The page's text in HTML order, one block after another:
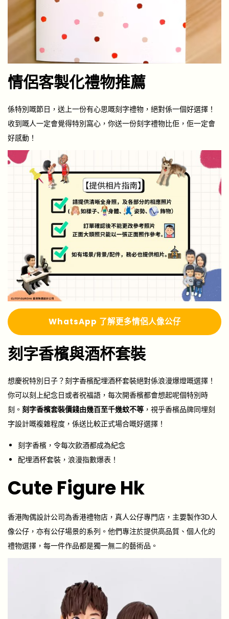
情侶客製化禮物推薦
係特別嘅節日，送上一份有心思嘅刻字禮物，絕對係一個好選擇！
收到嘅人一定會覺得特別窩心，你送一份刻字禮物比佢，佢一定會
好感動！
WhatsApp 了解更多情侶人像公仔
刻字香檳與酒杯套裝
想慶祝特別日子？刻字香檳配埋酒杯套裝絕對係浪漫爆燈嘅選擇！
你可以刻上紀念日或者祝福語，每次開香檳都會想起呢個特別時
刻。 刻字香檳套裝價錢由幾百至千幾蚊不等 ，視乎香檳品牌同埋刻
字設計嘅複雜程度，係送比較正式場合嘅好選擇！
刻字香檳，令每次飲酒都成為紀念
配埋酒杯套裝，浪漫指數爆表！
Cute Figure Hk
香港陶偶設計公司為香港禮物店，真人公仔專門店，主要製作3D人
像公仔，亦有公仔場景的系列。他們專注於提供高品質、個人化的
禮物選擇，每一件作品都是獨一無二的藝術品。